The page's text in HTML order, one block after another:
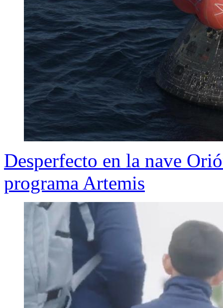
Desperfecto en la nave
programa Artemis